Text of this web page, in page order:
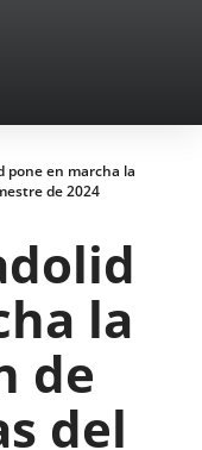
pone en marcha la
de 2024
la
de
del